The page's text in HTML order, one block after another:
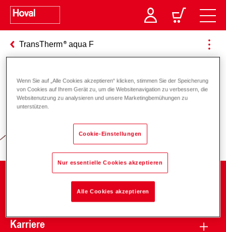
TransTherm aqua F
Verantwortung für Energie und
Karriere
Wenn Sie auf „Alle Cookies akzeptieren“ klicken, stimmen Sie der Speicherung
von Cookies auf Ihrem Gerät zu, um die Websitenavigation zu verbessern, die
Websitenutzung zu analysieren und unsere Marketingbemühungen zu
unterstützen.
Cookie-Einstellungen
Nur essentielle Cookies akzeptieren
Alle Cookies akzeptieren